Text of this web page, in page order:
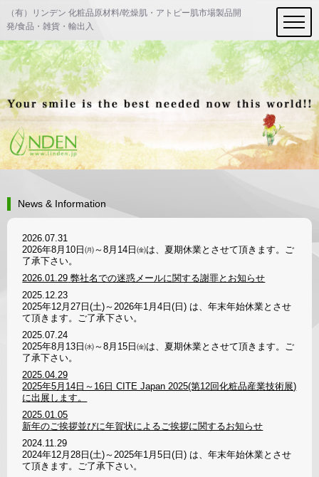
（有）リンデン 化粧品原材料/乾燥肌・アトピー肌市場製品開
発/食品・雑貨・輸出入
News & Information
2026.07.31
2026年8月10日㈪～8月14日㈮は、夏期休業とさせて頂きます。ご
了承下さい。
2026.01.29 弊社名での迷惑メールに関する謝罪とお知らせ
2025.12.23
2025年12月27日(土)～2026年1月4日(日) は、年末年始休業とさせ
て頂きます。ご了承下さい。
2025.07.24
2025年8月13日㈬～8月15日㈮は、夏期休業とさせて頂きます。ご
了承下さい。
2025.04.29
2025年5月14日～16日 CITE Japan 2025(第12回化粧品産業技術展)
に出展します。
2025.01.05
新年のご挨拶並びに年賀状によるご挨拶に関するお知らせ
2024.11.29
2024年12月28日(土)～2025年1月5日(日) は、年末年始休業とさせ
て頂きます。ご了承下さい。